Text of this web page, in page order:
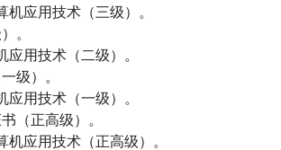
应用技术（三级）。
。
用技术（二级）。
级）。
用技术（一级）。
（正高级）。
应用技术（正高级）。